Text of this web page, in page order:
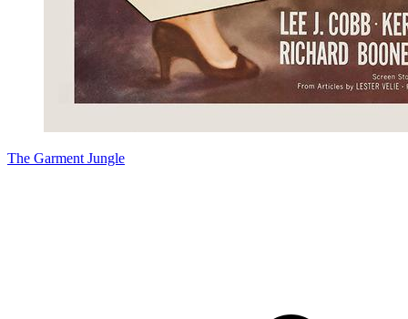
The Garment Jungle